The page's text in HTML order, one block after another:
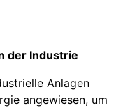
der Industrie
Anlagen
angewiesen, um